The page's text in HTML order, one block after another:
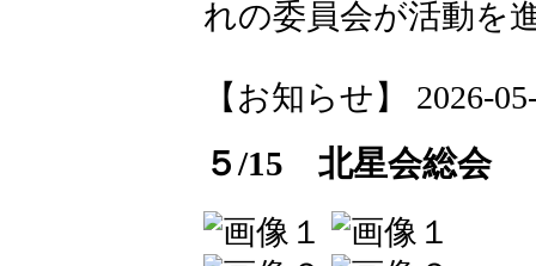
れの委員会が活動を
【お知らせ】 2026-
５/15 北星会総会